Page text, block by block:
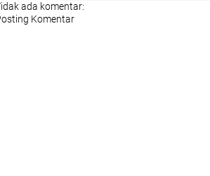
ada komentar:
Komentar